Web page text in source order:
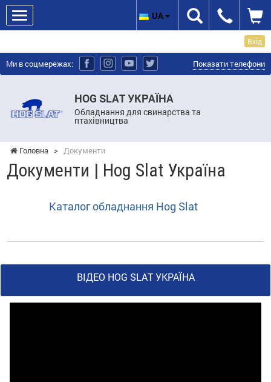
Вхід
Ми в соцмережах: Показати телефони
HOG SLAT УКРАЇНА
Обладнання для свинарства та
птахівництва
UA
Головна > Документи
Документи | Hog Slat Україна
Каталог обладнання Hog Slat
ВІДЕО HOG SLAT УКРАЇНА